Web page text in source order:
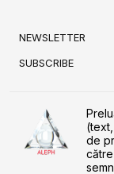
NEWSLETTER
SUBSCRIBE
de